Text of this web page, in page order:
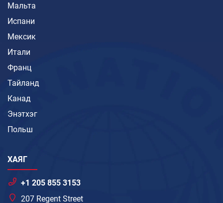
Мальта
Испани
Мексик
Итали
Франц
Тайланд
Канад
Энэтхэг
Польш
ХАЯГ
+1 205 855 3153
207 Regent Street